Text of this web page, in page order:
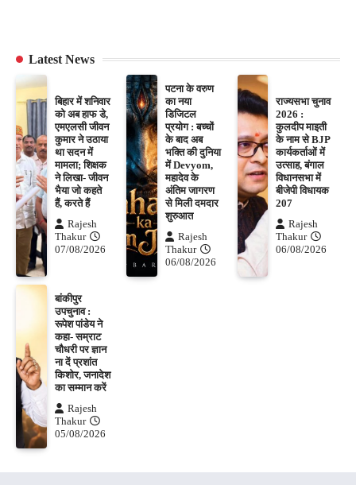
Latest News
बिहार में शनिवार
को अब हाफ डे,
एमएलसी जीवन
कुमार ने उठाया
था सदन में
मामला; शिक्षक
ने लिखा- जीवन
भैया जो कहते
हैं, करते हैं
Rajesh
Thakur
07/08/2026
पटना के वरुण
का नया
डिजिटल
प्रयोग : बच्चों
के बाद अब
भक्ति की दुनिया
में Devyom,
महादेव के
अंतिम जागरण
से मिली दमदार
शुरुआत
Rajesh
Thakur
06/08/2026
राज्यसभा चुनाव
2026 :
कुलदीप माइती
के नाम से BJP
कार्यकर्ताओं में
उत्साह, बंगाल
विधानसभा में
बीजेपी विधायक
207
Rajesh
Thakur
06/08/2026
बांकीपुर
उपचुनाव :
रूपेश पांडेय ने
कहा- सम्राट
चौधरी पर ज्ञान
ना दें प्रशांत
किशोर, जनादेश
का सम्मान करें
Rajesh
Thakur
05/08/2026